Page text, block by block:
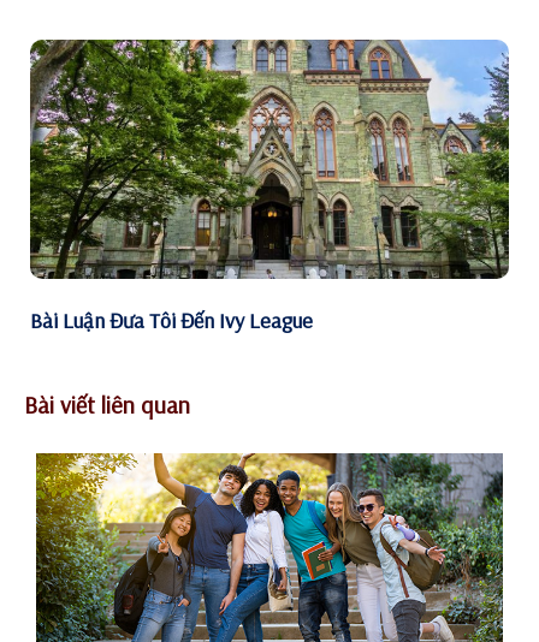
Bài Luận Đưa Tôi Đến Ivy League
Bài viết liên quan